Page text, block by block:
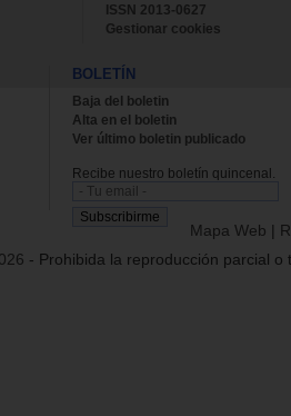
ISSN 2013-0627
Gestionar cookies
BOLETÍN
Baja del boletin
Alta en el boletin
Ver último boletin publicado
Recibe nuestro boletín quincenal.
Mapa Web |
- Prohibida la reproducción parcial o